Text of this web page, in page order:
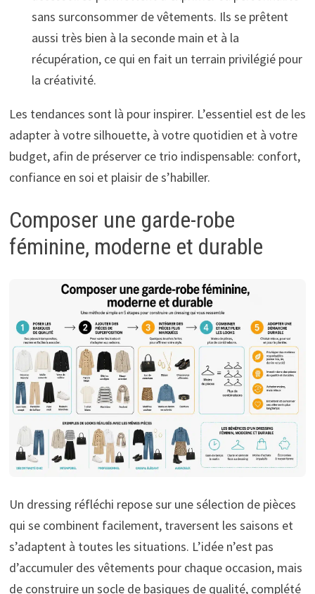
sans surconsommer de vêtements. Ils se prêtent
aussi très bien à la seconde main et à la
récupération, ce qui en fait un terrain privilégié pour
la créativité.
Les tendances sont là pour inspirer. L’essentiel est de les
adapter à votre silhouette, à votre quotidien et à votre
budget, afin de préserver ce trio indispensable: confort,
confiance en soi et plaisir de s’habiller.
Composer une garde-robe
féminine, moderne et durable
Un dressing réfléchi repose sur une sélection de pièces
qui se combinent facilement, traversent les saisons et
s’adaptent à toutes les situations. L’idée n’est pas
d’accumuler des vêtements pour chaque occasion, mais
de construire un socle de basiques de qualité, complété